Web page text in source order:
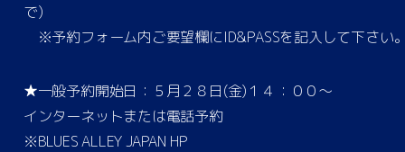
で)
※予約フォーム内ご要望欄にID&PASSを記入して下さい
★一般予約開始日：５月２８日(金)１４：００～
インターネットまたは電話予約
※BLUES ALLEY JAPAN HP